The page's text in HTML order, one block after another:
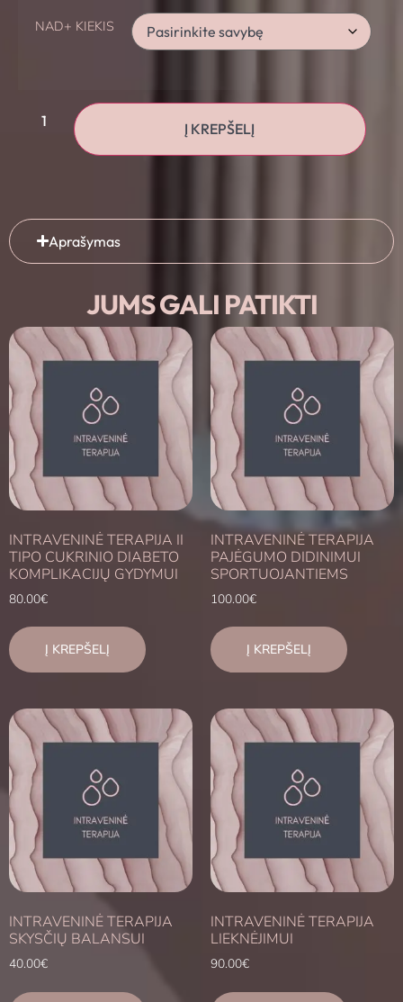
NAD+ KIEKIS
Į KREPŠELĮ
Aprašymas
JUMS GALI PATIKTI
INTRAVENINĖ TERAPIJA II
TIPO CUKRINIO DIABETO
KOMPLIKACIJŲ GYDYMUI
80.00€
Į KREPŠELĮ
INTRAVENINĖ TERAPIJA
PAJĖGUMO DIDINIMUI
SPORTUOJANTIEMS
100.00€
Į KREPŠELĮ
INTRAVENINĖ TERAPIJA
SKYSČIŲ BALANSUI
40.00€
INTRAVENINĖ TERAPIJA
LIEKNĖJIMUI
90.00€